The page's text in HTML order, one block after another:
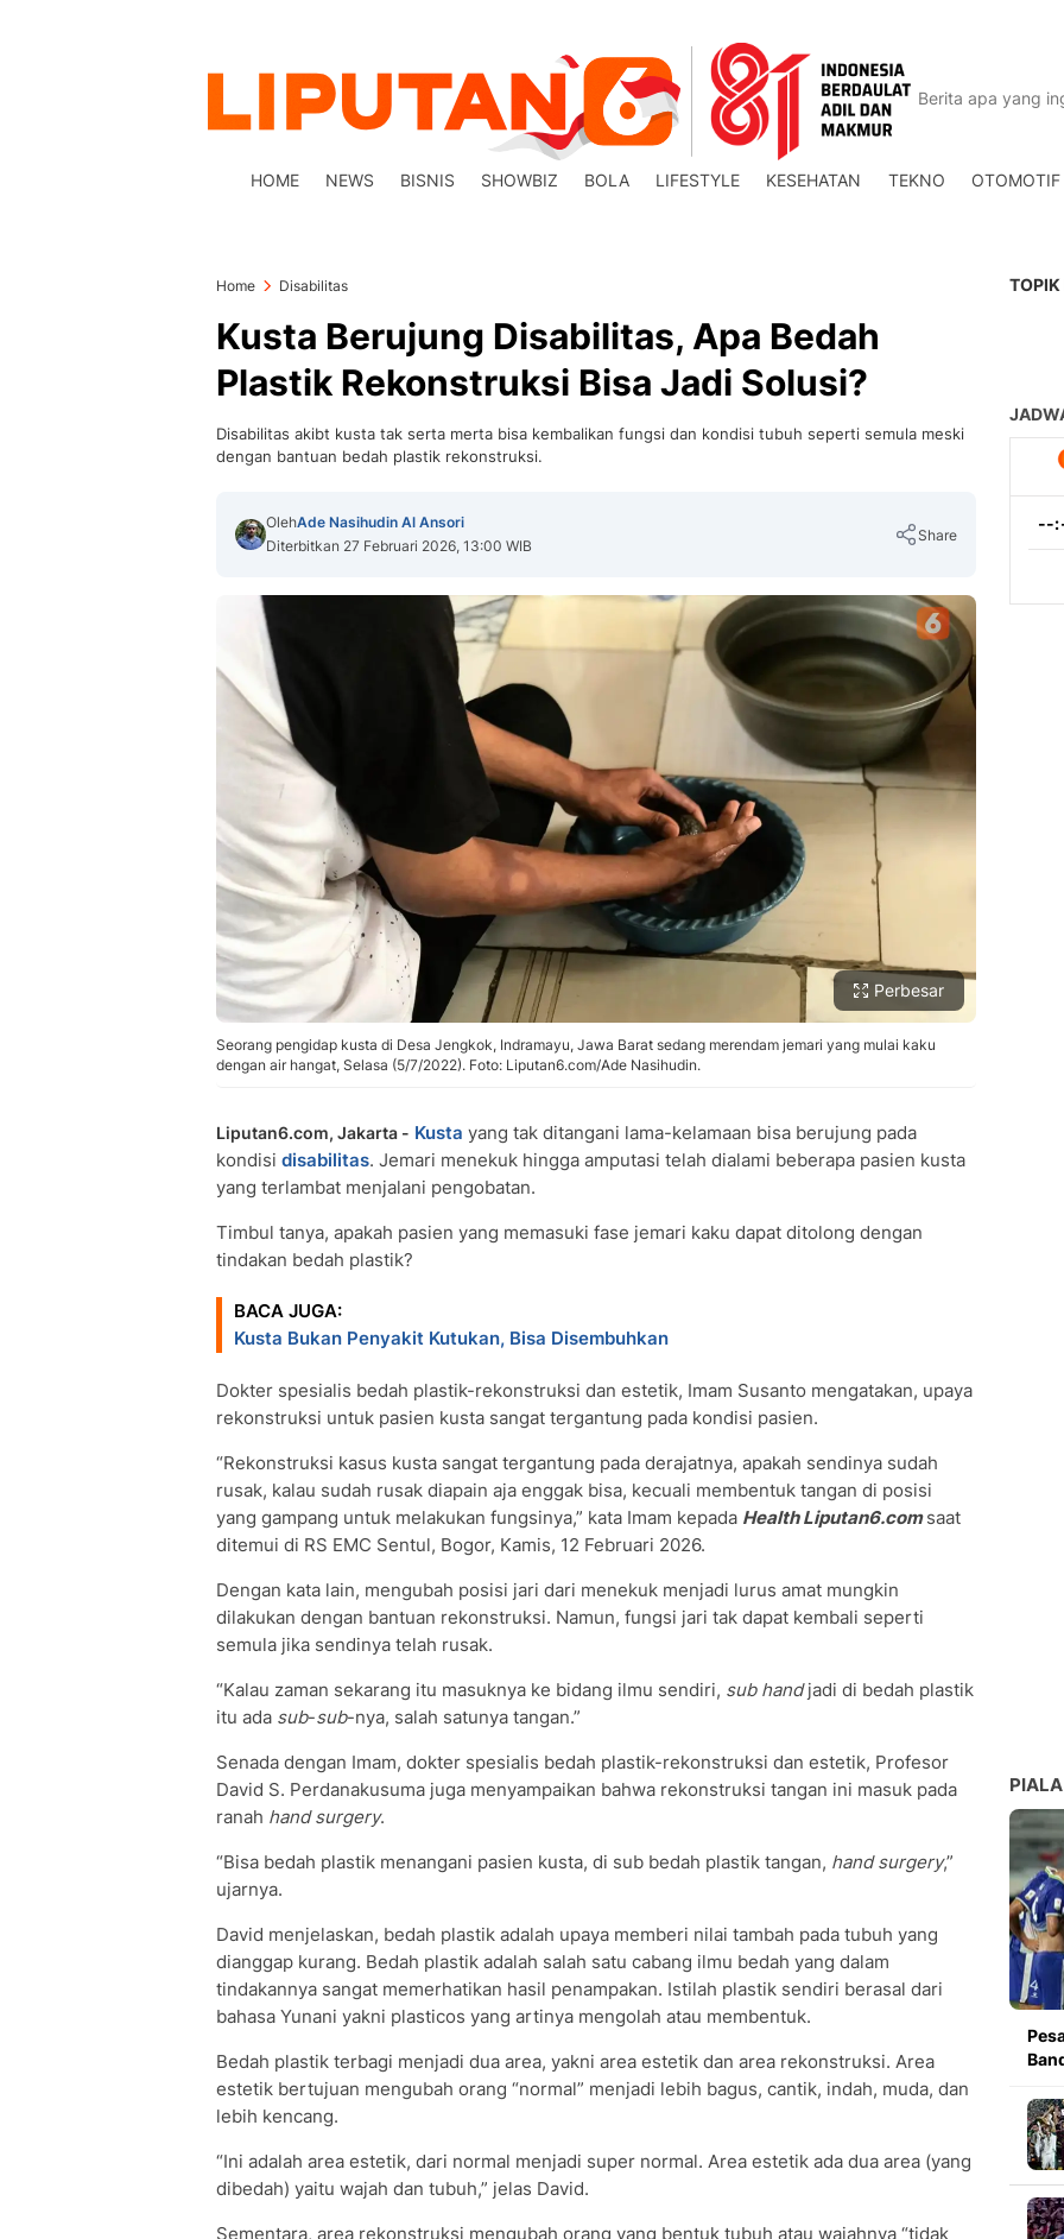
HOME NEWS BISNIS SHOWBIZ BOLA LIFESTYLE KESEHATAN TEKNO OTOMOTIF
Home Disabilitas
Kusta Berujung Disabilitas, Apa Bedah
Plastik Rekonstruksi Bisa Jadi Solusi?
Disabilitas akibt kusta tak serta merta bisa kembalikan fungsi dan kondisi tubuh seperti semula meski
dengan bantuan bedah plastik rekonstruksi.
OlehAde Nasihudin Al Ansori
Diterbitkan 27 Februari 2026, 13:00 WIB
Share
Copy Link
Perbesar
Seorang pengidap kusta di Desa Jengkok, Indramayu, Jawa Barat sedang merendam jemari yang mulai kaku
dengan air hangat, Selasa (5/7/2022). Foto: Liputan6.com/Ade Nasihudin.
Liputan6.com, Jakarta - Kusta yang tak ditangani lama-kelamaan bisa berujung pada
kondisi disabilitas. Jemari menekuk hingga amputasi telah dialami beberapa pasien kusta
yang terlambat menjalani pengobatan.
Timbul tanya, apakah pasien yang memasuki fase jemari kaku dapat ditolong dengan
tindakan bedah plastik?
BACA JUGA:
Kusta Bukan Penyakit Kutukan, Bisa Disembuhkan
Dokter spesialis bedah plastik-rekonstruksi dan estetik, Imam Susanto mengatakan, upaya
rekonstruksi untuk pasien kusta sangat tergantung pada kondisi pasien.
“Rekonstruksi kasus kusta sangat tergantung pada derajatnya, apakah sendinya sudah
rusak, kalau sudah rusak diapain aja enggak bisa, kecuali membentuk tangan di posisi
yang gampang untuk melakukan fungsinya,” kata Imam kepada Health Liputan6.com saat
ditemui di RS EMC Sentul, Bogor, Kamis, 12 Februari 2026.
Dengan kata lain, mengubah posisi jari dari menekuk menjadi lurus amat mungkin
dilakukan dengan bantuan rekonstruksi. Namun, fungsi jari tak dapat kembali seperti
semula jika sendinya telah rusak.
“Kalau zaman sekarang itu masuknya ke bidang ilmu sendiri, sub handjadi di bedah plastik
itu ada sub-sub-nya, salah satunya tangan.”
Senada dengan Imam, dokter spesialis bedah plastik-rekonstruksi dan estetik, Profesor
David S. Perdanakusuma juga menyampaikan bahwa rekonstruksi tangan ini masuk pada
ranah hand surgery.
“Bisa bedah plastik menangani pasien kusta, di sub bedah plastik tangan, hand surgery,”
ujarnya.
David menjelaskan, bedah plastik adalah upaya memberi nilai tambah pada tubuh yang
dianggap kurang. Bedah plastik adalah salah satu cabang ilmu bedah yang dalam
tindakannya sangat memerhatikan hasil penampakan. Istilah plastik sendiri berasal dari
bahasa Yunani yakni plasticos yang artinya mengolah atau membentuk.
Bedah plastik terbagi menjadi dua area, yakni area estetik dan area rekonstruksi. Area
estetik bertujuan mengubah orang “normal” menjadi lebih bagus, cantik, indah, muda, dan
lebih kencang.
“Ini adalah area estetik, dari normal menjadi super normal. Area estetik ada dua area (yang
dibedah) yaitu wajah dan tubuh,” jelas David.
Sementara, area rekonstruksi mengubah orang yang bentuk tubuh atau wajahnya “tidak
TOPIK